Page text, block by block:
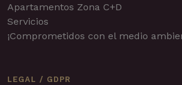
Apartamentos Zona C+D
Servicios
¡Comprometidos con el medio
LEGAL / GDPR